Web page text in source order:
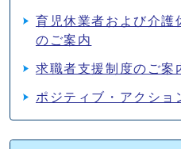
育児休業者および介護
のご案内
求職者支援制度のご案
ポジティブ・アクショ